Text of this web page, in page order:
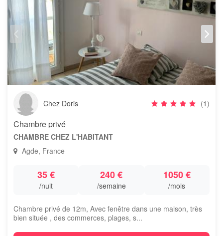
Chez Doris (1)
Chambre privé
CHAMBRE CHEZ L'HABITANT
Agde, France
35 €
/nuit
240 €
/semaine
1050 €
/mois
Chambre privé de 12m, Avec fenêtre dans une maison, très
bien située , des commerces, plages, s...